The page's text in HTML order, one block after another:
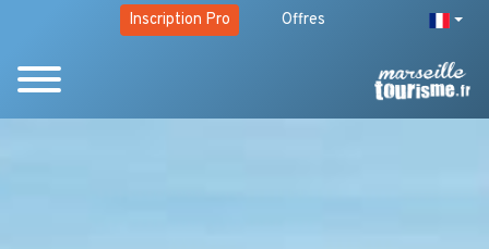
Inscription Pro Offres